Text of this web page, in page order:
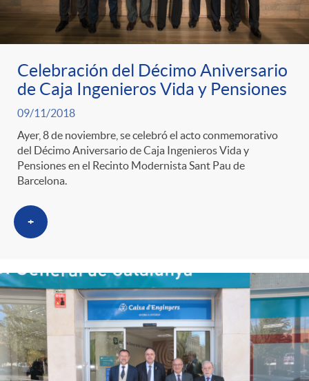
Celebración del Décimo Aniversario
de Caja Ingenieros Vida y Pensiones
09/11/2018
Ayer, 8 de noviembre, se celebró el acto conmemorativo
del Décimo Aniversario de Caja Ingenieros Vida y
Pensiones en el Recinto Modernista Sant Pau de
Barcelona.
+